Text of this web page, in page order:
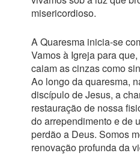
misericordioso.
A Quaresma inicia-se
Vamos à Igreja para
caiam as cinzas como
Ao longo da quaresma,
discípulo de Jesus, a
restauração de nossa
do arrependimento e de
perdão a Deus. Somos
renovação profunda da